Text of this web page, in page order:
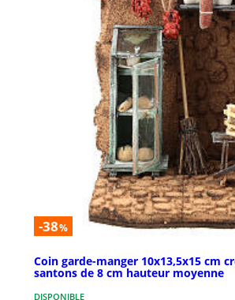
-38%
Coin garde-manger 10x13,5x15 cm
santons de 8 cm hauteur moyenne
DISPONIBLE